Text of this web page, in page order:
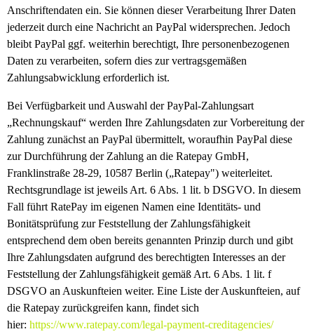
Anschriftendaten ein. Sie können dieser Verarbeitung Ihrer Daten
jederzeit durch eine Nachricht an PayPal widersprechen. Jedoch
bleibt PayPal ggf. weiterhin berechtigt, Ihre personenbezogenen
Daten zu verarbeiten, sofern dies zur vertragsgemäßen
Zahlungsabwicklung erforderlich ist.
Bei Verfügbarkeit und Auswahl der PayPal-Zahlungsart
„Rechnungskauf“ werden Ihre Zahlungsdaten zur Vorbereitung der
Zahlung zunächst an PayPal übermittelt, woraufhin PayPal diese
zur Durchführung der Zahlung an die Ratepay GmbH,
Franklinstraße 28-29, 10587 Berlin („Ratepay") weiterleitet.
Rechtsgrundlage ist jeweils Art. 6 Abs. 1 lit. b DSGVO. In diesem
Fall führt RatePay im eigenen Namen eine Identitäts- und
Bonitätsprüfung zur Feststellung der Zahlungsfähigkeit
entsprechend dem oben bereits genannten Prinzip durch und gibt
Ihre Zahlungsdaten aufgrund des berechtigten Interesses an der
Feststellung der Zahlungsfähigkeit gemäß Art. 6 Abs. 1 lit. f
DSGVO an Auskunfteien weiter. Eine Liste der Auskunfteien, auf
die Ratepay zurückgreifen kann, findet sich
hier: https://www.ratepay.com/legal-payment-creditagencies/